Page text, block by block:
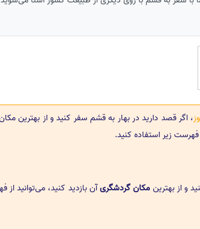
، اگر قصد دارید در بهار به قشم سفر کنید و از بهترین
فهرست زیر استفاده کنید.
و از بهترین مکان گردشگریآن بازدید کنید، می‌توانید از